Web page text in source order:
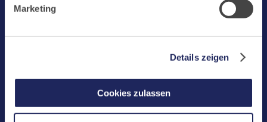
Marketing
Details zeigen
Cookies zulassen
Fax: +49 (0) 2652 59-359
www.maria-laach.de